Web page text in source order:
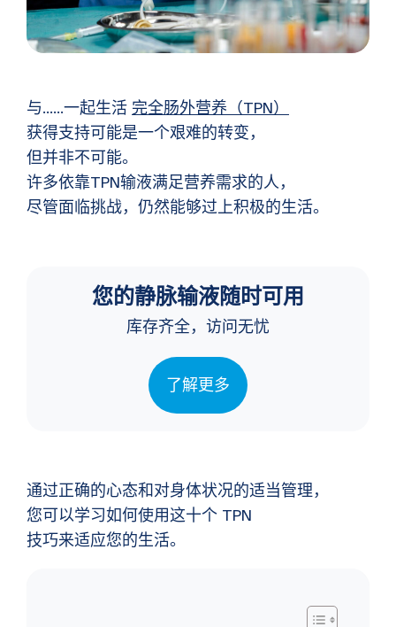
与……一起生活 完全肠外营养（TPN）
获得支持可能是一个艰难的转变，
但并非不可能。
许多依靠TPN输液满足营养需求的人，
尽管面临挑战，仍然能够过上积极的生活。
您的静脉输液随时可用
库存齐全，访问无忧
了解更多
通过正确的心态和对身体状况的适当管理，
您可以学习如何使用这十个 TPN
技巧来适应您的生活。